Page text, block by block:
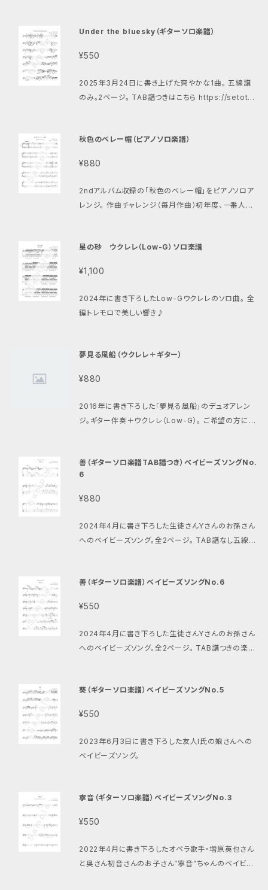
Under the bluesky（ギターソロ楽譜）
¥550
2025年3月24日に書き上げた爽やかな1曲。 五線譜
のみ。2ページ。 TAB譜つきはこちら https://setoter
秋色のベレー帽（ピアノソロ楽譜）
¥880
2ndアルバム収録の「秋色のベレー帽」をピアノソロア
レンジ。 作曲チャレンジ（毎月作曲）初年度、一番人気
♪ 参考音源 https://youtu.be/rgKKfzbtdis?si=u
星の砂 ウクレレ（Low-G）ソロ楽譜
¥1,100
2024年に書き下ろしたLow-Gウクレレのソロ曲。 全
編トレモロで美しい響き♪
夢見る風船（ウクレレ＋ギター）
¥880
2016年に書き下ろした「夢見る風船」のデュオアレン
ジ。ギター伴奏＋ウクレレ（Low-G）。 ご希望の方には
善（ギターソロ楽譜TAB譜つき）ベイビーズソングNo.
6
¥880
2024年4月に書き下ろした生徒さんYさんのお孫さん
へのベイビーズソング。全2ページ。 TAB譜なし五線譜
グ https://ameblo.jp/terrys525/entry-1284721
善（ギターソロ楽譜）ベイビーズソングNo.6
¥550
2024年4月に書き下ろした生徒さんYさんのお孫さん
へのベイビーズソング。全2ページ。 TAB譜つきの楽譜
meblo.jp/terrys525/entry-12847211178.html
葵（ギターソロ楽譜）ベイビーズソングNo.5
¥550
2023年6月3日に書き下ろした友人I氏の娘さんへの
ベイビーズソング。
寧音（ギターソロ楽譜）ベイビーズソングNo.3
¥550
2022年4月に書き下ろしたオペラ歌手・増原英也さん
と奥さん初音さんのお子さん”寧音”ちゃんのベイビー